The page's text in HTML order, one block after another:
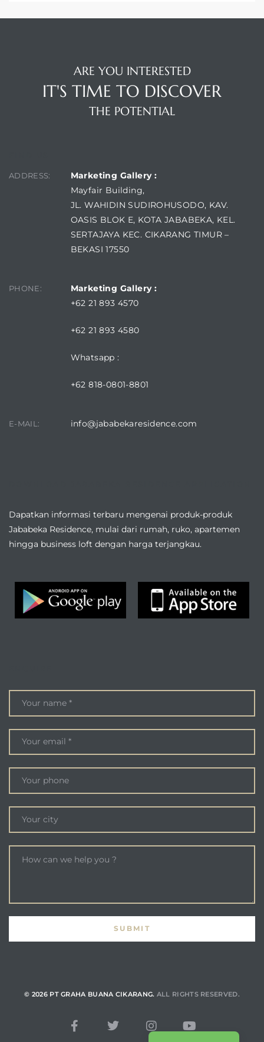
ARE YOU INTERESTED
IT'S TIME TO DISCOVER
THE POTENTIAL
ADDRESS:
Marketing Gallery :
Mayfair Building,
JL. WAHIDIN SUDIROHUSODO, KAV.
OASIS BLOK E, KOTA JABABEKA, KEL.
SERTAJAYA KEC. CIKARANG TIMUR –
BEKASI 17550
PHONE:
Marketing Gallery :
+62 21 893 4570
+62 21 893 4580
Whatsapp :
+62 818-0801-8801
E-MAIL: info@jababekaresidence.com
Dapatkan informasi terbaru mengenai produk-produk
Jababeka Residence, mulai dari rumah, ruko, apartemen
hingga business loft dengan harga terjangkau.
© 2026 PT GRAHA BUANA CIKARANG. ALL RIGHTS RESERVED.